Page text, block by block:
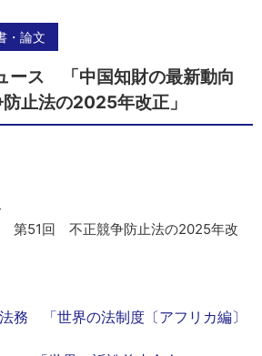
・論文
ス 「中国知財の最新動向
止法の2025年改正」
第51回 不正競争防止法の2025年改
「世界の法制度〔アフリカ編〕